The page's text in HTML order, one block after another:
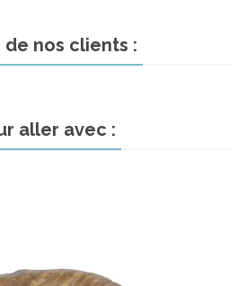
de nos clients :
aller avec :